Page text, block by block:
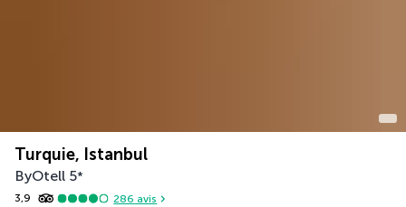
Turquie, Istanbul
ByOtell 5*
3,9 286 avis